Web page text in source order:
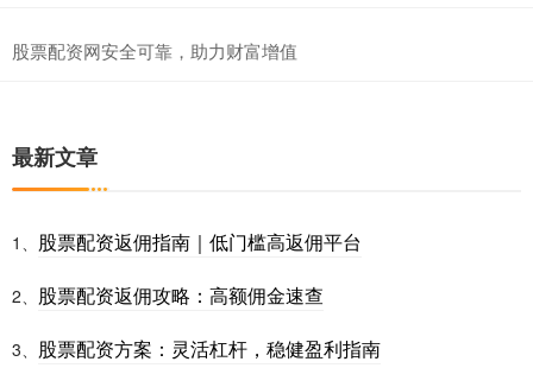
股票配资网安全可靠，助力财富增值
最新文章
1、 股票配资返佣指南｜低门槛高返佣平台
2、 股票配资返佣攻略：高额佣金速查
3、 股票配资方案：灵活杠杆，稳健盈利指南